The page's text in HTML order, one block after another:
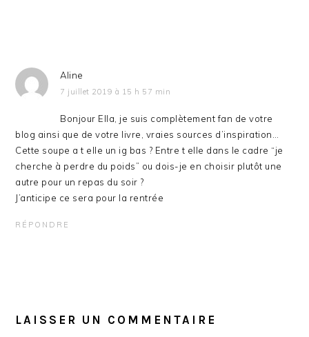
Aline
7 juillet 2019 à 15 h 57 min
Bonjour Ella, je suis complètement fan de votre
blog ainsi que de votre livre, vraies sources d’inspiration…
Cette soupe a t elle un ig bas ? Entre t elle dans le cadre “je
cherche à perdre du poids” ou dois-je en choisir plutôt une
autre pour un repas du soir ?
J’anticipe ce sera pour la rentrée
RÉPONDRE
LAISSER UN COMMENTAIRE